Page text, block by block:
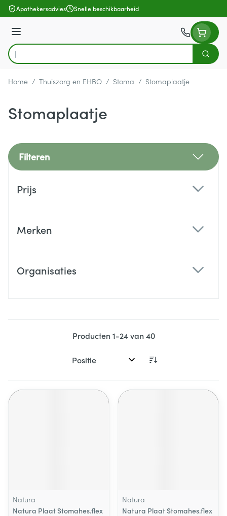
Ga naar de inhoud
Apothekersadvies Snelle beschikbaarheid
Menu
Product, merk, categorie...
Zoek
Home / Thuiszorg en EHBO / Stoma / Stomaplaatje
Stomaplaatje
Filteren
Prijs
Merken
Organisaties
Producten1-24van40
Sorteer op:
Natura
Natura Plaat Stomahes.flex
Natura
Natura Plaat Stomahes.flex